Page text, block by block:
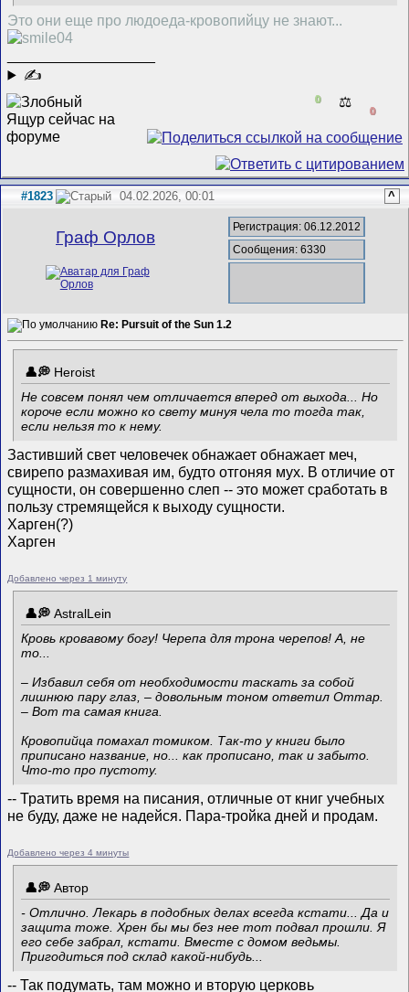
Это они еще про людоеда-кровопийцу не знают...
✍
0 ⚖️
0
#1823 04.02.2026, 00:01 ^
Граф Орлов
Регистрация: 06.12.2012
Сообщения: 6330
Re: Pursuit of the Sun 1.2
Heroist
Не совсем понял чем отличается вперед от выхода... Но
короче если можно ко свету минуя чела то тогда так,
если нельзя то к нему.
Застивший свет человечек обнажает обнажает меч,
свирепо размахивая им, будто отгоняя мух. В отличие от
сущности, он совершенно слеп -- это может сработать в
пользу стремящейся к выходу сущности.
Харген(?)
Харген
Добавлено через 1 минуту
AstralLein
Кровь кровавому богу! Черепа для трона черепов! А, не
то...
– Избавил себя от необходимости таскать за собой
лишнюю пару глаз, – довольным тоном ответил Оттар.
– Вот та самая книга.
Кровопийца помахал томиком. Так-то у книги было
приписано название, но... как прописано, так и забыто.
Что-то про пустоту.
-- Тратить время на писания, отличные от книг учебных
не буду, даже не надейся. Пара-тройка дней и продам.
Добавлено через 4 минуты
Автор
- Отлично. Лекарь в подобных делах всегда кстати... Да и
защита тоже. Хрен бы мы без нее тот подвал прошли. Я
его себе забрал, кстати. Вместе с домом ведьмы.
Пригодиться под склад какой-нибудь...
-- Так подумать, там можно и вторую церковь